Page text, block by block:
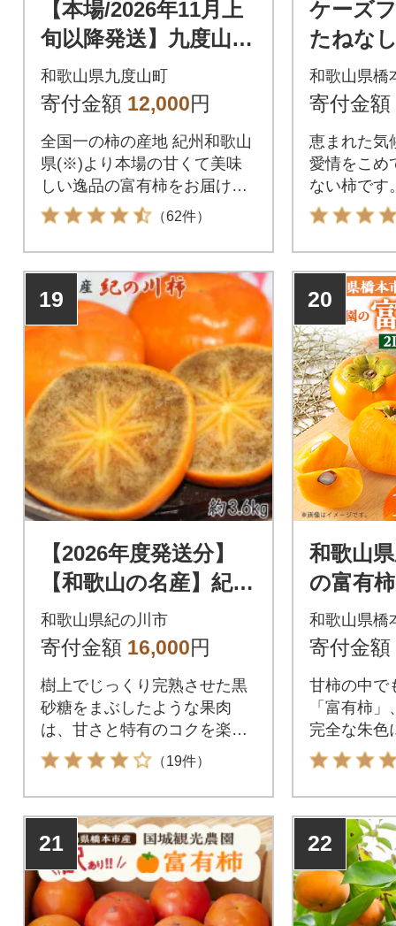
【本場/2026年11月上
旬以降発送】九度山町
産 富有柿〈ご家庭
用〉満杯詰め約7.5kg
和歌山県九度山町
寄付金額 12,000円
全国一の柿の産地 紀州和歌山
県(※)より本場の甘くて美味
しい逸品の富有柿をお届けし
ます。
（62件）
ケーズ
たねな
個入 2L
和歌山県橋
寄付金額
恵まれた気
愛情をこめ
ない柿です
19
【2026年度発送分】
【和歌山の名産】紀の
川柿たっぷり約3.6k
g・秀品
和歌山県紀の川市
寄付金額 16,000円
樹上でじっくり完熟させた黒
砂糖をまぶしたような果肉
は、甘さと特有のコクを楽し
めます。
（19件）
20
和歌山
の富有
12個(2L
和歌山県橋
寄付金額
甘柿の中で
「富有柿
完全な朱色
けを収穫し
21 22